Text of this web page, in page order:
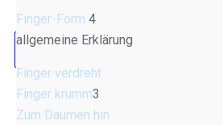
Finger-Form 4
allgemeine Erklärung
Finger verdreht
Finger krumm3
Zum Daumen hin